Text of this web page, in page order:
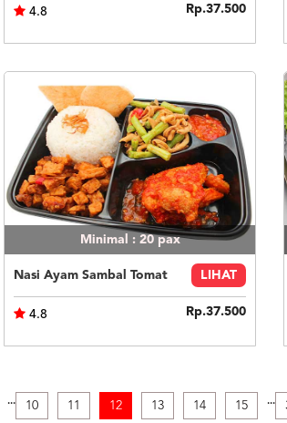
4.8 Rp.37.500
Minimal : 20 pax
Nasi Ayam Sambal Tomat LIHAT
4.8 Rp.37.500
... 10 11 12 13 14 15 ...